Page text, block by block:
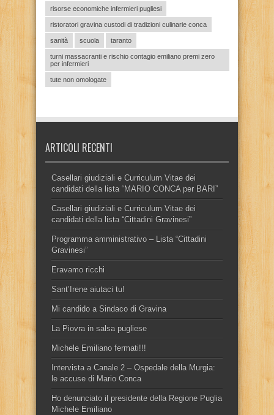
risorse economiche infermieri pugliesi
ristoratori gravina custodi di tradizioni culinarie conca
sanità scuola taranto
turni massacranti e rischio contagio emiliano premi zero
per infermieri
tute non omologate
ARTICOLI RECENTI
Casellari giudiziali e Curriculum Vitae dei
candidati della lista “MARIO CONCA per BARI”
Casellari giudiziali e Curriculum Vitae dei
candidati della lista “Cittadini Gravinesi”
Programma amministrativo – Lista “Cittadini
Gravinesi”
Eravamo ricchi
Sant’Irene aiutaci tu!
Mi candido a Sindaco di Gravina
La Piovra in salsa pugliese
Michele Emiliano fermati!!!
Intervista a Canale 2 – Ospedale della Murgia:
le accuse di Mario Conca
Ho denunciato il presidente della Regione Puglia
Michele Emiliano